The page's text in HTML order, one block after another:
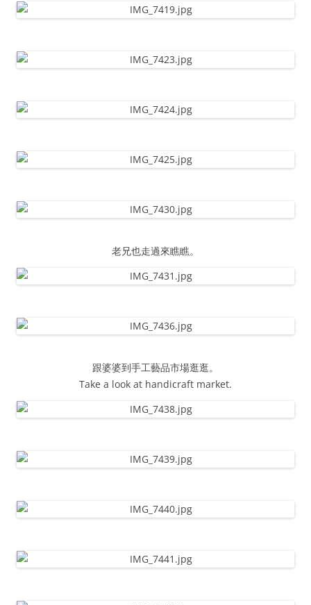
老兄也走過來瞧瞧。
跟婆婆到手工藝品市場逛逛。
Take a look at handicraft market.